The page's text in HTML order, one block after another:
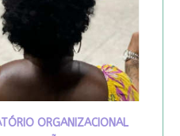
ORGANIZACIONAL